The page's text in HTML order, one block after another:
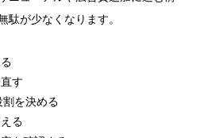
駄が少なくなります。
す
を決める
る